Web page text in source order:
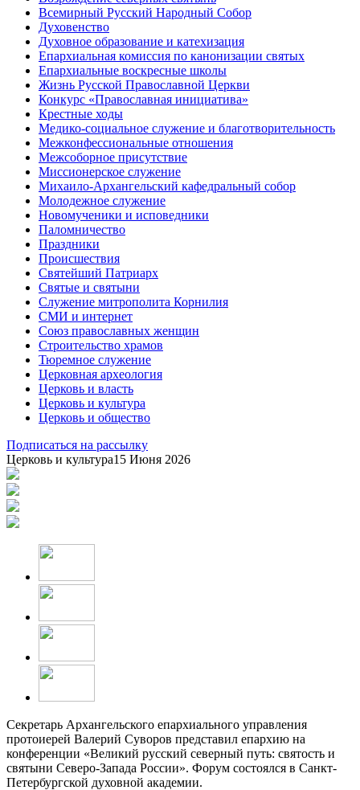
Всемирный Русский Народный Собор
Духовенство
Духовное образование и катехизация
Епархиальная комиссия по канонизации святых
Епархиальные воскресные школы
Жизнь Русской Православной Церкви
Конкурс «Православная инициатива»
Крестные ходы
Медико-социальное служение и благотворительность
Межконфессиональные отношения
Межсоборное присутствие
Миссионерское служение
Михаило-Архангельский кафедральный собор
Молодежное служение
Новомученики и исповедники
Паломничество
Праздники
Происшествия
Святейший Патриарх
Святые и святыни
Служение митрополита Корнилия
СМИ и интернет
Союз православных женщин
Строительство храмов
Тюремное служение
Церковная археология
Церковь и власть
Церковь и культура
Церковь и общество
Подписаться на рассылку
Церковь и культура15 Июня 2026
Секретарь Архангельского епархиального управления
протоиерей Валерий Суворов представил епархию на
конференции «Великий русский северный путь: святость и
святыни Северо-Запада России». Форум состоялся в Санкт-
Петербургской духовной академии.